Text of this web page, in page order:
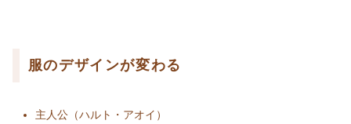
服のデザインが変わる
主人公（ハルト・アオイ）